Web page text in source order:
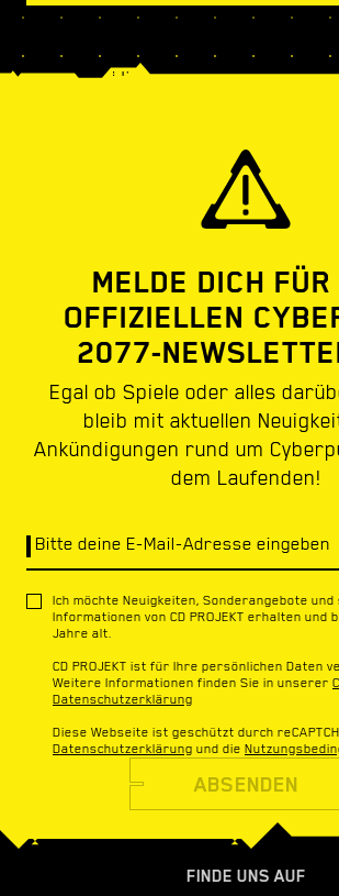
MELDE DICH FÜR
OFFIZIELLEN
2077-
Egal ob Spiele oder alles
bleib mit aktuellen
Ankündigungen rund um
dem Laufenden!
Bitte deine E-Mail-Adresse eingeben
Ich möchte Neuigkeiten, Sonderangebote
Informationen von CD PROJEKT erhalten und
Jahre alt.
CD PROJEKT ist für Ihre persönlichen Daten
Weitere Informationen finden Sie in unserer
Datenschutzerklärung
Diese Webseite ist geschützt durch
Datenschutzerklärung und die
ABSENDEN
FINDE UNS AUF